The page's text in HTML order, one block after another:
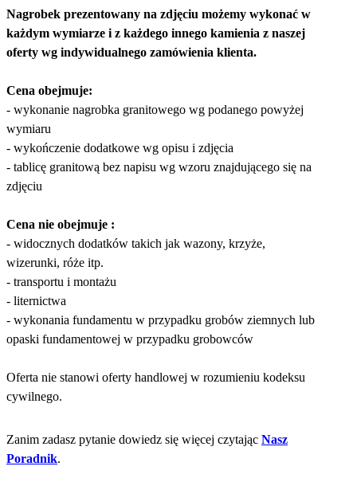
Nagrobek prezentowany na zdjęciu możemy wykonać w
każdym wymiarze i z każdego innego kamienia z naszej
oferty wg indywidualnego zamówienia klienta.
Cena obejmuje:
- wykonanie nagrobka granitowego wg podanego powyżej
wymiaru
- wykończenie dodatkowe wg opisu i zdjęcia
- tablicę granitową bez napisu wg wzoru znajdującego się na
zdjęciu
Cena nie obejmuje :
- widocznych dodatków takich jak wazony, krzyże,
wizerunki, róże itp.
- transportu i montażu
- liternictwa
- wykonania fundamentu w przypadku grobów ziemnych lub
opaski fundamentowej w przypadku grobowców
Oferta nie stanowi oferty handlowej w rozumieniu kodeksu
cywilnego.
Zanim zadasz pytanie dowiedz się więcej czytając Nasz
Poradnik.